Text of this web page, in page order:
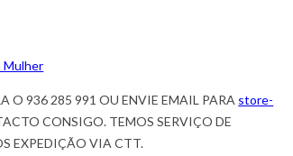
Mulher
O 936 285 991 OU ENVIE EMAIL PARA store-
CONSIGO. TEMOS SERVIÇO DE
EXPEDIÇÃO VIA CTT.